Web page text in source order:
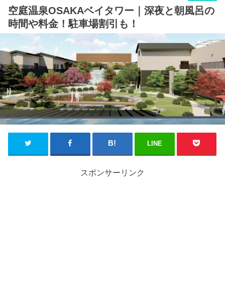
空庭温泉OSAKAベイタワー｜深夜と朝風呂の
時間や料金！駐車場割引も！
LINE
スポンサーリンク